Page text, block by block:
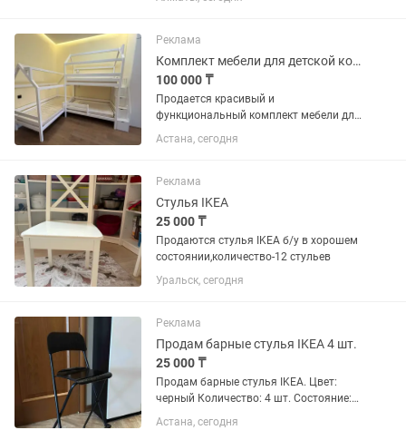
Практически не использовался. Сейчас
Реклама
Комплект мебели для детской комнаты (3 спальных места, учебная зона)
100 000 ₸
Продается красивый и
функциональный комплект мебели для
детской комнаты в отличном
состоянии. В комплект входит: 🏡
спальных места). 🏡 Односпальная
кровать-домик (1...
Астана, сегодня
Реклама
Стулья IKEA
25 000 ₸
Продаются стулья IKEA б/у в хорошем
состоянии,количество-12 стульев
Уральск, сегодня
Реклама
Продам барные стулья IKEA 4 шт.
25 000 ₸
Продам барные стулья IKEA. Цвет:
черный Количество: 4 шт. Состояние:
отличное, без повреждений Цена: 25
000 за штуку. В комплекте мягкие
Астана, сегодня